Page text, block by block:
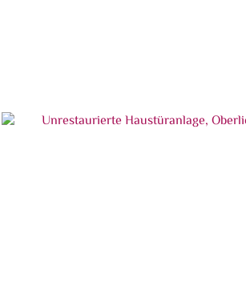
Unrestaurierte Haustüranlage